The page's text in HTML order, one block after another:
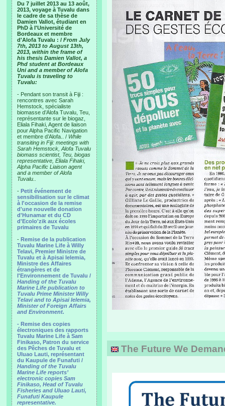
Du 7 juillet 2013 au 13 août,
2013, voyage à Tuvalu dans
le cadre de sa thèse de
Damien Vallot, étudiant en
PhD à l'Université de
Bordeaux et membre
d'Alofa Tuvalu : / From July
7th, 2013 to August 13th,
2013, within the frame of
his thesis Damien Vallot, a
Phd student at Bordeaux
Uni and a member of Alofa
Tuvalu is traveling to
Tuvalu:
- Pendant son transit à Fiji :
rencontres avec Sarah
Hemstock, spécialiste
biomasse d’Alofa Tuvalu, Teu,
représentante sur le biogaz,
Eliala Fihaki, Agent de liaison
pour Alpha Pacific Navigation
et membre d’Alofa.. / While
transiting in Fiji: meetings with
Sarah Hemstock, Alofa Tuvalu
biomass scientist, Teu, biogas
representative, Eliala Fihaki,
Alpha Pacific Liaison agent
and a member of Alofa
Tuvalu..
- Petit événement de
sensibilisation sur le climat
à l'occasion de la remise
d'une nouvelle donation
d'Hunamar et du CD
d'Ecolo'zik aux écoles
primaires de Tuvalu
- Remise de la publication
Tuvalu Marine Life à Willy
Telavi, Premier Ministre de
Tuvalu et à Apisai Ielemia,
Ministre des Affaires
étrangères et de
l'Environnement de Tuvalu /
Handing of the Tuvalu
Marine Life publication to
Tuvalu Prime Minister Willy
Telavi and to Apisai Ielemia,
Minister of Foreign Affairs
and Environment.
- Remise des copies
électroniques des rapports
Tuvalu Marine Life à Sam
Finikaso, Patron du service
des Pêches de Tuvalu et
Uluao Lauti, représentant
du Kaupule de Funafuti /
Handing of the Tuvalu
Marine Life reports’
electronic copies Sam
Finikaso, Head of Tuvalu
Fisheries and Uluao Lauti,
Funafuti Kaupule
representative.
The Future We